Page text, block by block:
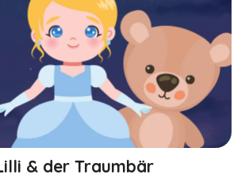
& der Traumbär